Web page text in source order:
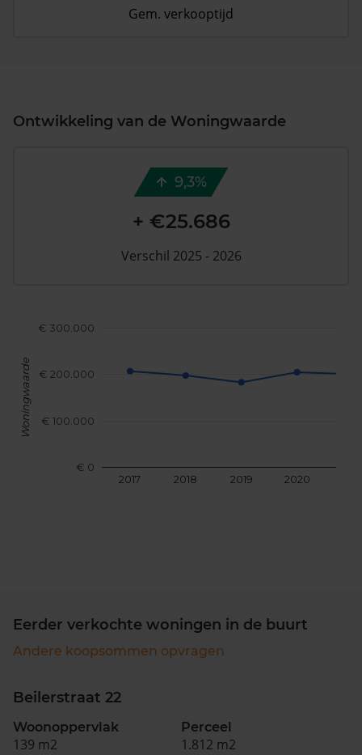
Gem. verkooptijd
Ontwikkeling van de Woningwaarde
2017 2018 2019 2020
€ 0
€ 100.000
€ 200.000
€ 300.000
Woningwaarde
9,3%
+ €25.686
Verschil 2025 - 2026
Eerder verkochte woningen in de buurt
Andere koopsommen opvragen
Beilerstraat 22
Woonoppervlak
139 m2
Perceel
1.812 m2